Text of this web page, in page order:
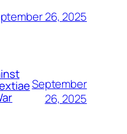
26, 2025
September
26, 2025